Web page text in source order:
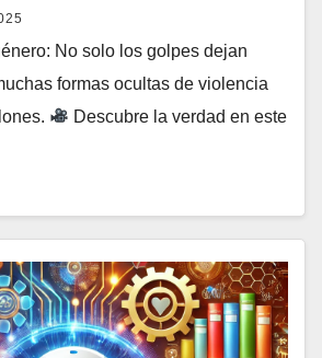
No solo los golpes dejan
formas ocultas de violencia
Descubre la verdad en este